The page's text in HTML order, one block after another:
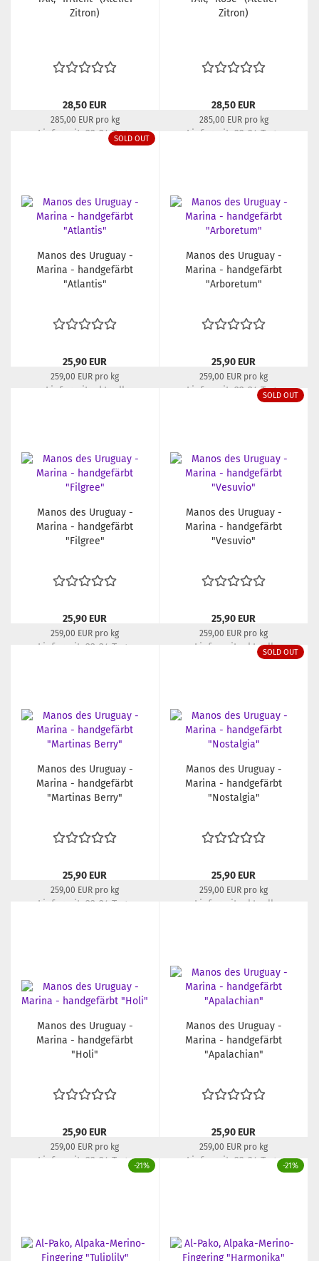
Zitron)
28,50 EUR
285,00 EUR pro kg
Lieferzeit: 22-24 Tage
Zitron)
28,50 EUR
285,00 EUR pro kg
Lieferzeit: 22-24 Tage
SOLD OUT
Manos des Uruguay -
Marina - handgefärbt
"Atlantis"
25,90 EUR
259,00 EUR pro kg
Lieferzeit:
aktuell
Manos des Uruguay -
Marina - handgefärbt
"Arboretum"
25,90 EUR
259,00 EUR pro kg
Lieferzeit: 22-24 Tage
Manos des Uruguay -
Marina - handgefärbt
"Filgree"
25,90 EUR
259,00 EUR pro kg
Lieferzeit: 22-24 Tage
SOLD OUT
Manos des Uruguay -
Marina - handgefärbt
"Vesuvio"
25,90 EUR
259,00 EUR pro kg
Lieferzeit:
aktuell
ausverkauft
Manos des Uruguay -
Marina - handgefärbt
"Martinas Berry"
25,90 EUR
259,00 EUR pro kg
Lieferzeit: 22-24 Tage
SOLD OUT
Manos des Uruguay -
Marina - handgefärbt
"Nostalgia"
25,90 EUR
259,00 EUR pro kg
Lieferzeit:
aktuell
Manos des Uruguay -
Marina - handgefärbt
"Holi"
25,90 EUR
259,00 EUR pro kg
Lieferzeit: 22-24 Tage
Manos des Uruguay -
Marina - handgefärbt
"Apalachian"
25,90 EUR
259,00 EUR pro kg
Lieferzeit: 22-24 Tage
-21% -21%